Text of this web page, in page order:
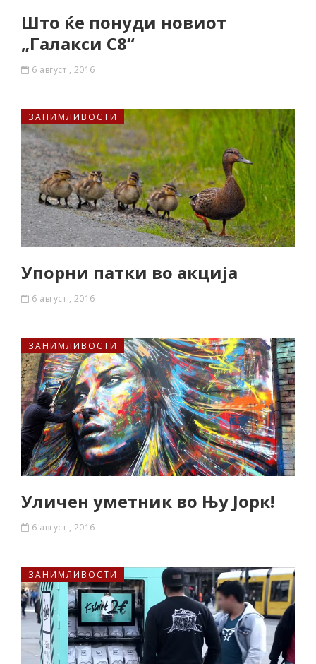
Што ќе понуди новиот
„Галакси С8“
6 август , 2016
ЗАНИМЛИВОСТИ
Упорни патки во акција
6 август , 2016
ЗАНИМЛИВОСТИ
Уличен уметник во Њу Јорк!
6 август , 2016
ЗАНИМЛИВОСТИ